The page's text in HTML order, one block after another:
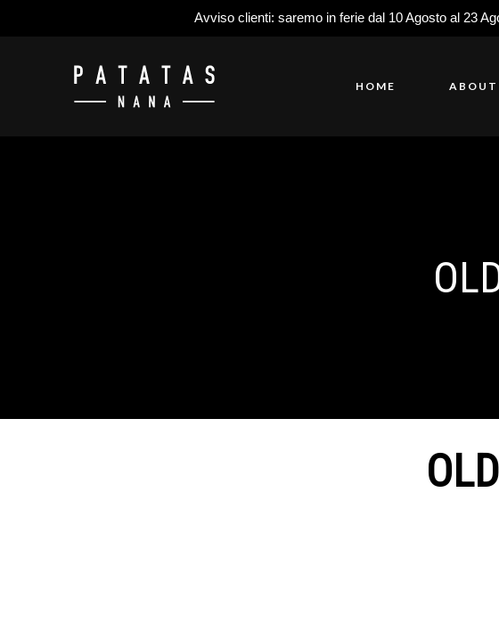
Avviso clienti: saremo in ferie dal 10 Agosto al 23
HOME ABOUT